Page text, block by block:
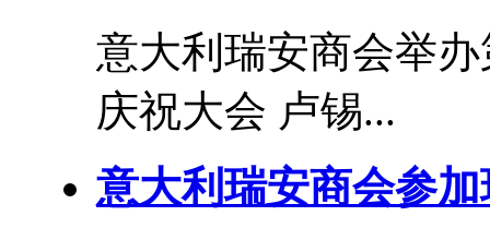
意大利瑞安商会举
庆祝大会 卢锡...
意大利瑞安商会参